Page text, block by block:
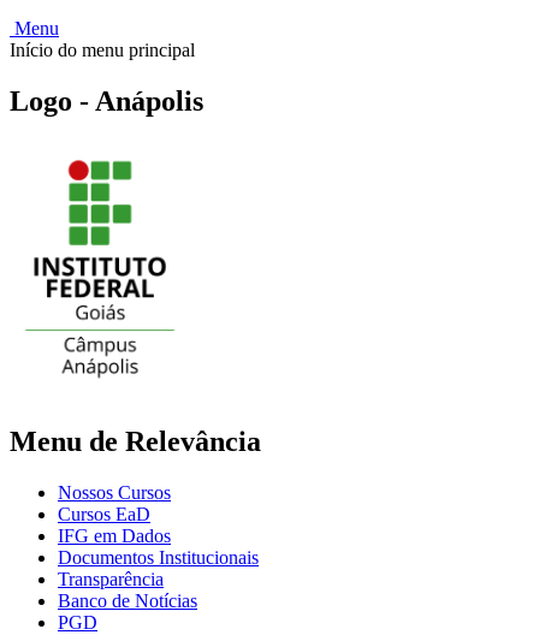
Menu
Início do menu principal
Logo - Anápolis
Menu de Relevância
Nossos Cursos
Cursos EaD
IFG em Dados
Documentos Institucionais
Transparência
Banco de Notícias
PGD